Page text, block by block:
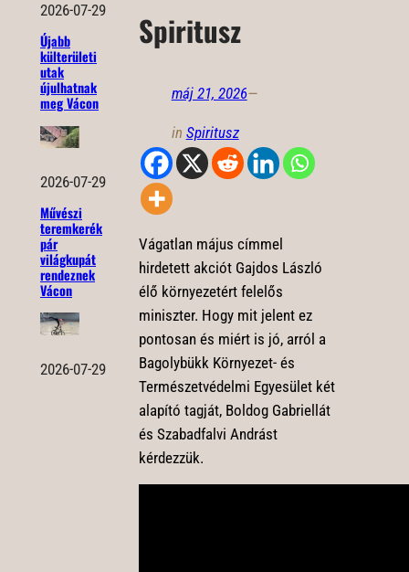
2026-07-29
Újabb
külterületi
utak
újulhatnak
meg Vácon
2026-07-29
Művészi
teremkerék
pár
világkupát
rendeznek
Vácon
2026-07-29
Spiritusz
máj 21, 2026—
in Spiritusz
Vágatlan május címmel
hirdetett akciót Gajdos László
élő környezetért felelős
miniszter. Hogy mit jelent ez
pontosan és miért is jó, arról a
Bagolybükk Környezet- és
Természetvédelmi Egyesület két
alapító tagját, Boldog Gabriellát
és Szabadfalvi Andrást
kérdezzük.